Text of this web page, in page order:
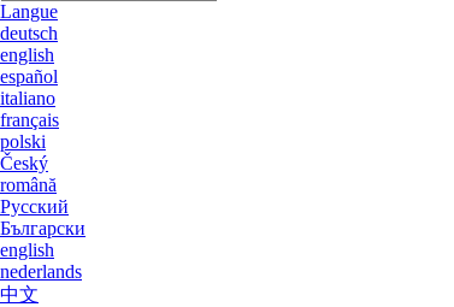
Langue
deutsch
english
español
italiano
français
polski
Český
română
Русский
Български
english
nederlands
中文